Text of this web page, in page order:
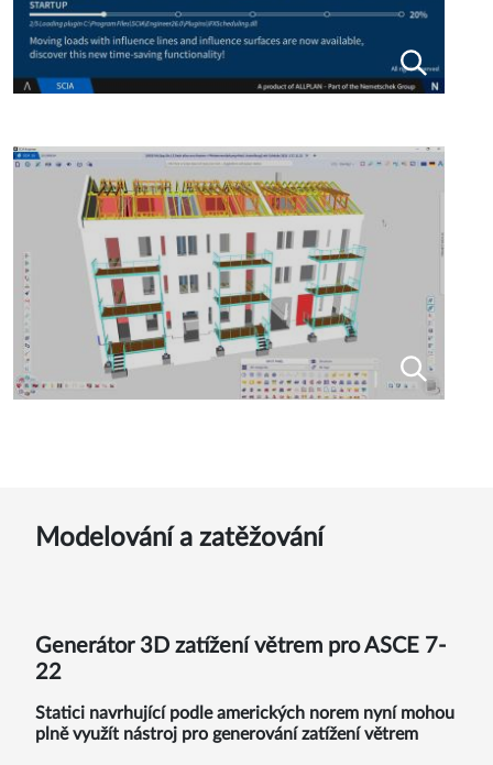
Modelování a zatěžování
Generátor 3D zatížení větrem pro ASCE 7-
22
Statici navrhující podle amerických norem nyní mohou
plně využít nástroj pro generování zatížení větrem